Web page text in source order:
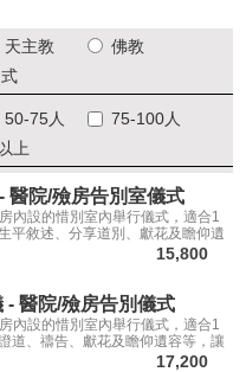
天主教
佛教
50-75人
75-100人
上
醫院/殮房告別室儀式
內設的惜別室內舉行儀式，適合1
平敘述、分享道別、獻花及瞻仰遺
15,800
- 醫院/殮房告別儀式
內設的惜別室內舉行儀式，適合1
道、禱告、獻花及瞻仰遺容等，讓
17,200